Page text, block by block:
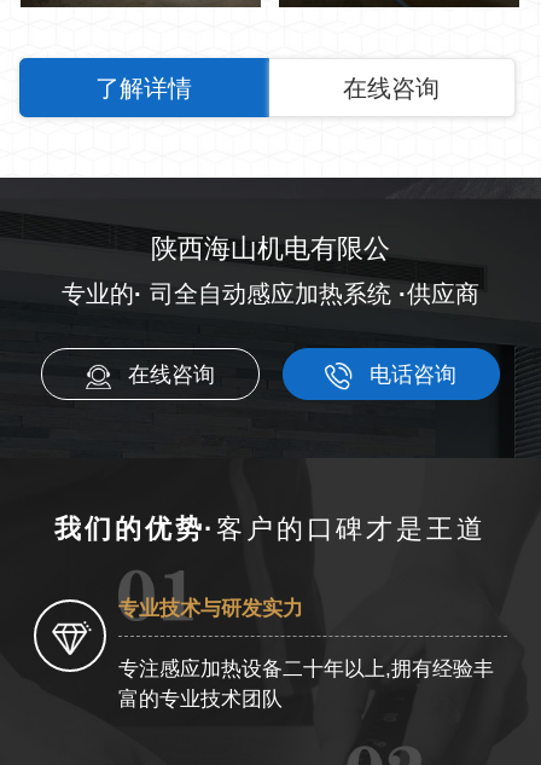
了解详情 在线咨询
陕西海山机电有限公
专业的· 司全自动感应加热系统 ·供应商
在线咨询 电话咨询
我们的优势·客户的口碑才是王道
专业技术与研发实力
专注感应加热设备二十年以上,拥有经验丰
富的专业技术团队